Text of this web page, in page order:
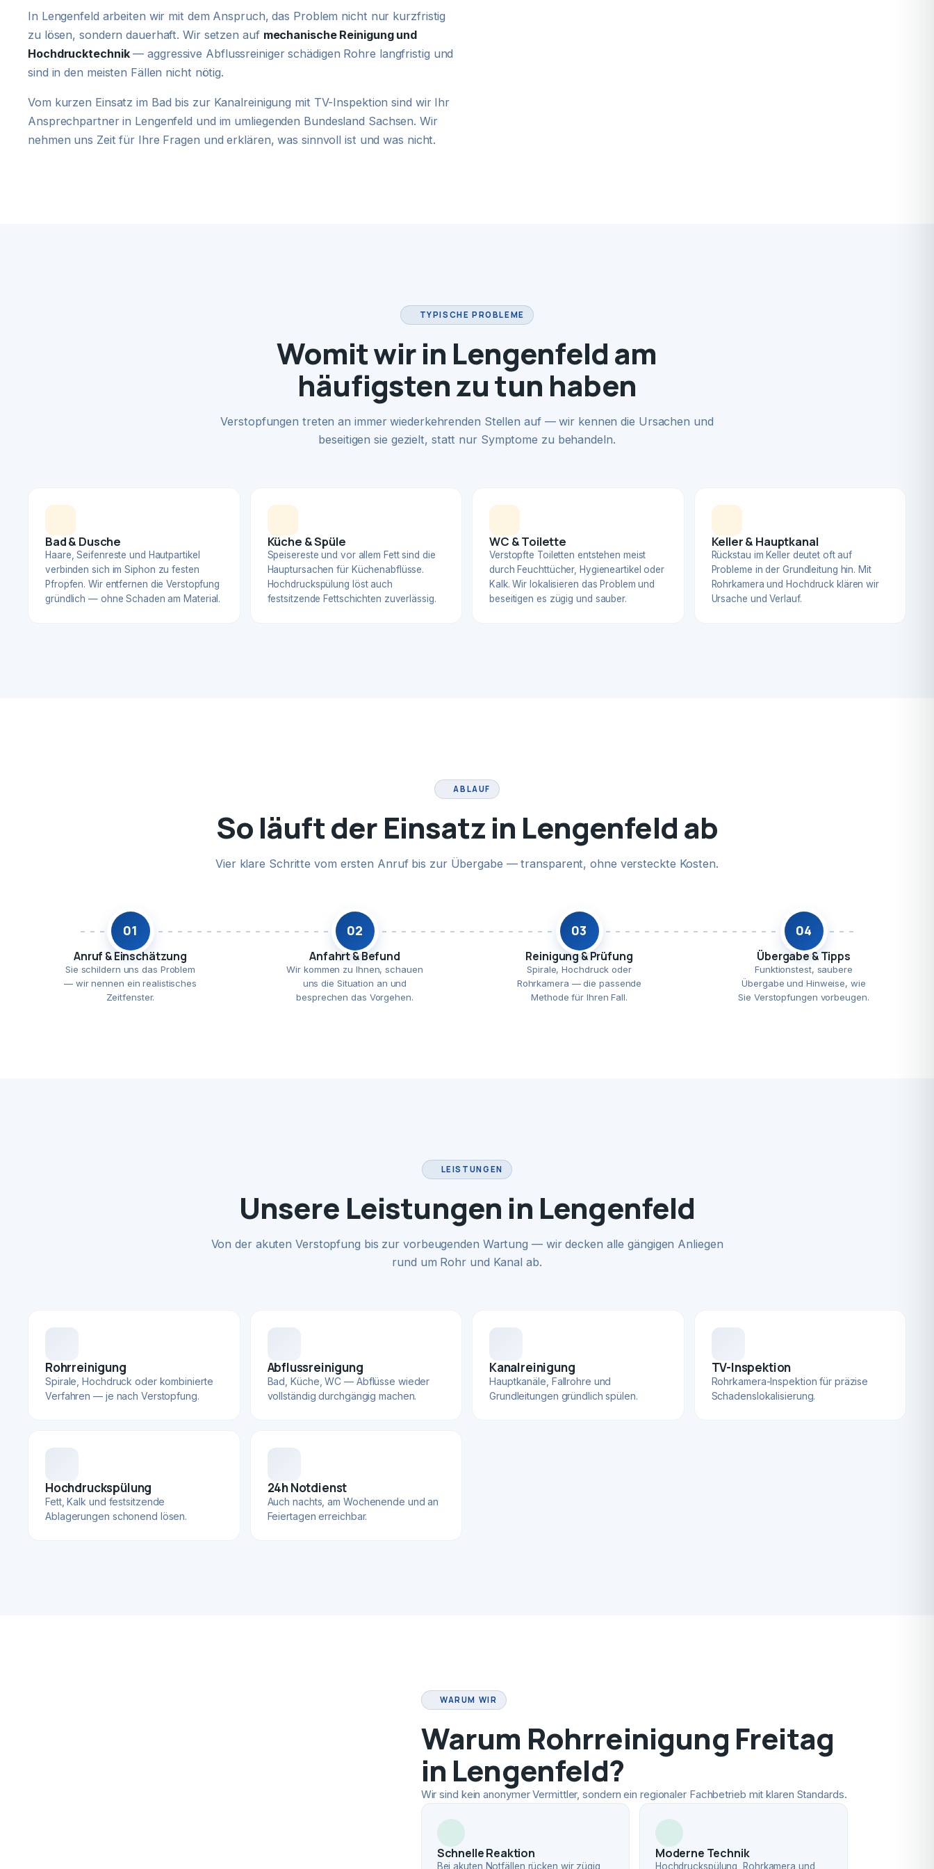
In Lengenfeld arbeiten wir mit dem Anspruch, das Problem nicht nur kurzfristig
zu lösen, sondern dauerhaft. Wir setzen auf mechanische Reinigung und
Hochdrucktechnik— aggressive Abflussreiniger schädigen Rohre langfristig und
sind in den meisten Fällen nicht nötig.
Vom kurzen Einsatz im Bad bis zur Kanalreinigung mit TV-Inspektion sind wir Ihr
Ansprechpartner in Lengenfeld und im umliegenden Bundesland Sachsen. Wir
nehmen uns Zeit für Ihre Fragen und erklären, was sinnvoll ist und was nicht.
TYPISCHE PROBLEME
Womit wir in Lengenfeld am
häufigsten zu tun haben
Verstopfungen treten an immer wiederkehrenden Stellen auf — wir kennen die Ursachen und
beseitigen sie gezielt, statt nur Symptome zu behandeln.
Bad & Dusche
Haare, Seifenreste und Hautpartikel
verbinden sich im Siphon zu festen
Pfropfen. Wir entfernen die Verstopfung
gründlich — ohne Schaden am Material.
Küche & Spüle
Speisereste und vor allem Fett sind die
Hauptursachen für Küchenabflüsse.
Hochdruckspülung löst auch
festsitzende Fettschichten zuverlässig.
WC & Toilette
Verstopfte Toiletten entstehen meist
durch Feuchttücher, Hygieneartikel oder
Kalk. Wir lokalisieren das Problem und
beseitigen es zügig und sauber.
Keller & Hauptkanal
Rückstau im Keller deutet oft auf
Probleme in der Grundleitung hin. Mit
Rohrkamera und Hochdruck klären wir
Ursache und Verlauf.
ABLAUF
So läuft der Einsatz in Lengenfeld ab
Vier klare Schritte vom ersten Anruf bis zur Übergabe — transparent, ohne versteckte Kosten.
01
Anruf & Einschätzung
Sie schildern uns das Problem
— wir nennen ein realistisches
Zeitfenster.
02
Anfahrt & Befund
Wir kommen zu Ihnen, schauen
uns die Situation an und
besprechen das Vorgehen.
03
Reinigung & Prüfung
Spirale, Hochdruck oder
Rohrkamera — die passende
Methode für Ihren Fall.
04
Übergabe & Tipps
Funktionstest, saubere
Übergabe und Hinweise, wie
Sie Verstopfungen vorbeugen.
LEISTUNGEN
Unsere Leistungen in Lengenfeld
Von der akuten Verstopfung bis zur vorbeugenden Wartung — wir decken alle gängigen Anliegen
rund um Rohr und Kanal ab.
Rohrreinigung
Spirale, Hochdruck oder kombinierte
Verfahren — je nach Verstopfung.
Abflussreinigung
Bad, Küche, WC — Abflüsse wieder
vollständig durchgängig machen.
Kanalreinigung
Hauptkanäle, Fallrohre und
Grundleitungen gründlich spülen.
TV-Inspektion
Rohrkamera-Inspektion für präzise
Schadenslokalisierung.
Hochdruckspülung
Fett, Kalk und festsitzende
Ablagerungen schonend lösen.
24h Notdienst
Auch nachts, am Wochenende und an
Feiertagen erreichbar.
WARUM WIR
Warum Rohrreinigung Freitag
in Lengenfeld?
Wir sind kein anonymer Vermittler, sondern ein regionaler Fachbetrieb mit klaren Standards.
Schnelle Reaktion
Bei akuten Notfällen rücken wir zügig
Moderne Technik
Hochdruckspülung, Rohrkamera und